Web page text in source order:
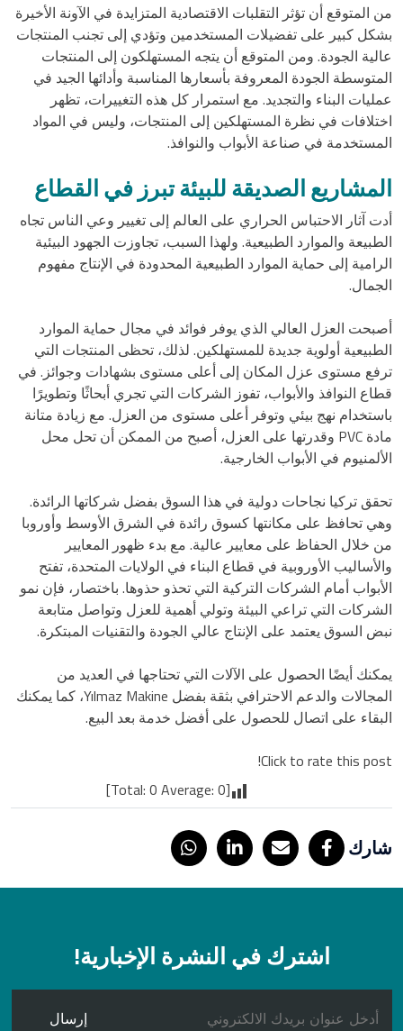
من المتوقع أن تؤثر التقلبات الاقتصادية المتزايدة في الآونة الأخيرة
بشكل كبير على تفضيلات المستخدمين وتؤدي إلى تجنب المنتجات
عالية الجودة. ومن المتوقع أن يتجه المستهلكون إلى المنتجات
المتوسطة الجودة المعروفة بأسعارها المناسبة وأدائها الجيد في
عمليات البناء والتجديد. مع استمرار كل هذه التغييرات، تظهر
اختلافات في نظرة المستهلكين إلى المنتجات، وليس في المواد
المستخدمة في صناعة الأبواب والنوافذ.
المشاريع الصديقة للبيئة تبرز في القطاع
أدت آثار الاحتباس الحراري على العالم إلى تغيير وعي الناس تجاه
الطبيعة والموارد الطبيعية. ولهذا السبب، تجاوزت الجهود البيئية
الرامية إلى حماية الموارد الطبيعية المحدودة في الإنتاج مفهوم
الجمال.
أصبحت العزل العالي الذي يوفر فوائد في مجال حماية الموارد
الطبيعية أولوية جديدة للمستهلكين. لذلك، تحظى المنتجات التي
ترفع مستوى عزل المكان إلى أعلى مستوى بشهادات وجوائز. في
قطاع النوافذ والأبواب، تفوز الشركات التي تجري أبحاثًا وتطويرًا
باستخدام نهج بيئي وتوفر أعلى مستوى من العزل. مع زيادة متانة
مادة PVC وقدرتها على العزل، أصبح من الممكن أن تحل محل
الألمنيوم في الأبواب الخارجية.
تحقق تركيا نجاحات دولية في هذا السوق بفضل شركاتها الرائدة.
وهي تحافظ على مكانتها كسوق رائدة في الشرق الأوسط وأوروبا
من خلال الحفاظ على معايير عالية. مع بدء ظهور المعايير
والأساليب الأوروبية في قطاع البناء في الولايات المتحدة، تفتح
الأبواب أمام الشركات التركية التي تحذو حذوها. باختصار، فإن نمو
الشركات التي تراعي البيئة وتولي أهمية للعزل وتواصل متابعة
نبض السوق يعتمد على الإنتاج عالي الجودة والتقنيات المبتكرة.
يمكنك أيضًا الحصول على الآلات التي تحتاجها في العديد من
المجالات والدعم الاحترافي بثقة بفضل Yılmaz Makine، كما يمكنك
البقاء على اتصال للحصول على أفضل خدمة بعد البيع.
Click to rate this post!
[Total:
0 Average: 0
]
شارك
اشترك في النشرة الإخبارية!
إرسال